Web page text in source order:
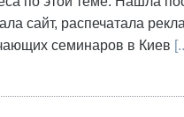
сайт, распечатала
семинаров в Киев